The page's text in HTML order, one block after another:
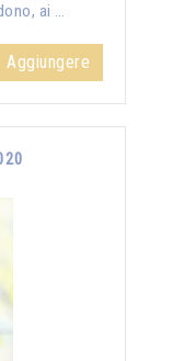
ai …
Aggiungere